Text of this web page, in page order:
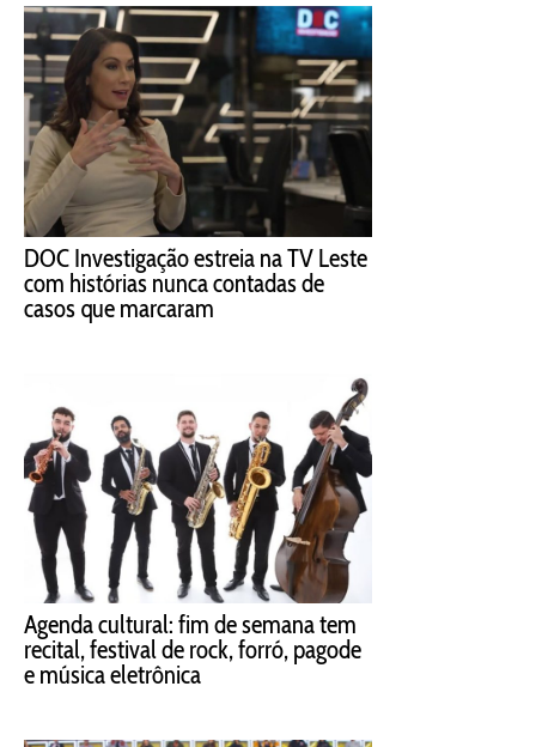
DOC Investigação estreia na TV Leste
com histórias nunca contadas de
casos que marcaram
Agenda cultural: fim de semana tem
recital, festival de rock, forró, pagode
e música eletrônica